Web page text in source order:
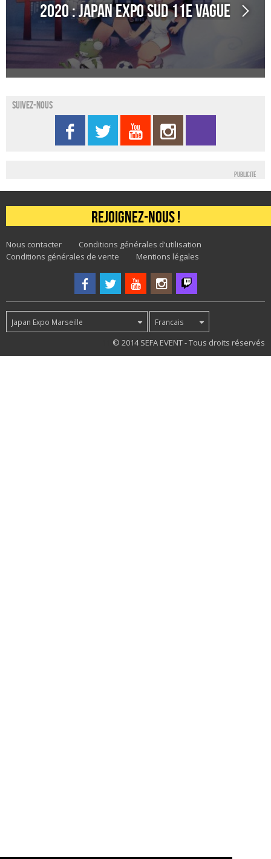
2020 : Japan Expo Sud 11e Vague
Suivez-nous
Publicité
Rejoignez-nous !
Nous contacter
Conditions générales d'utilisation
Conditions générales de vente
Mentions légales
Japan Expo Marseille Francais
© 2014 SEFA EVENT - Tous droits réservés